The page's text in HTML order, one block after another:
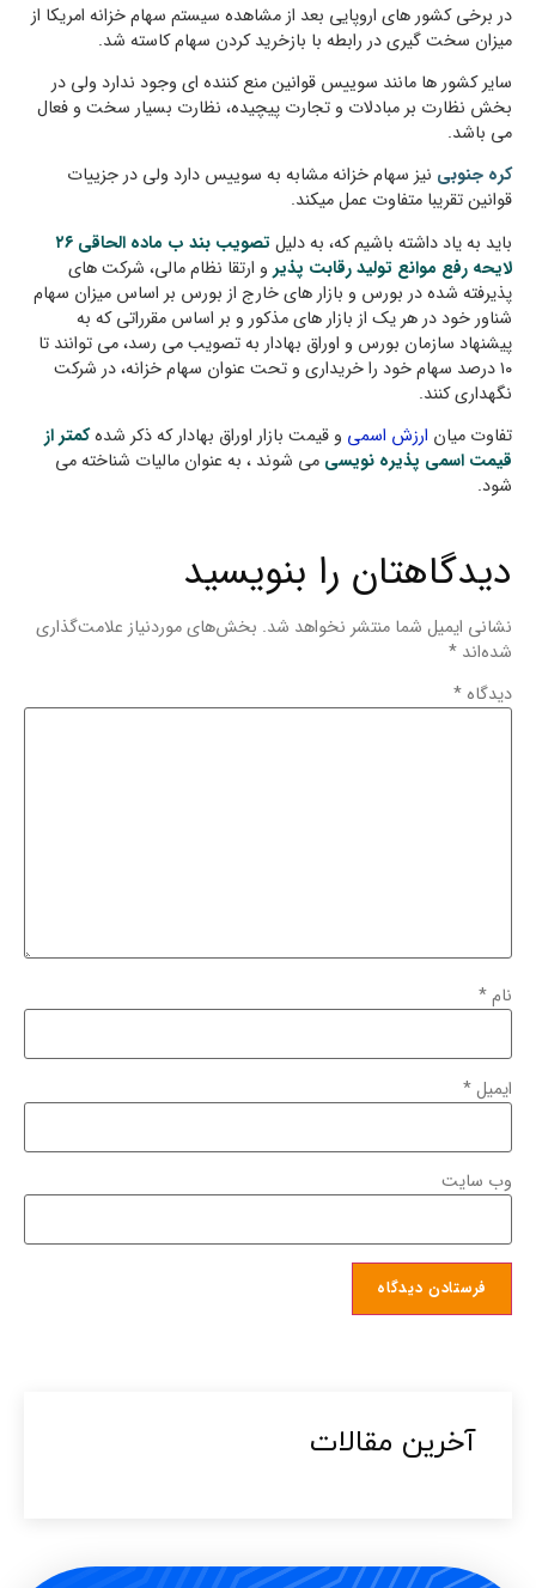
در برخی کشور های اروپایی بعد از مشاهده سیستم سهام خزانه امریکا از
میزان سخت گیری در رابطه با بازخرید کردن سهام کاسته شد.
سایر کشور ها مانند سوییس قوانین منع کننده ای وجود ندارد ولی در
بخش نظارت بر مبادلات و تجارت پیچیده، نظارت بسیار سخت و فعال
می باشد.
کره جنوبی نیز سهام خزانه مشابه به سوییس دارد ولی در جزییات
قوانین تقریبا متفاوت عمل میکند.
باید به یاد داشته باشیم که، به دلیل
تصویب بند ب ماده الحاقی ۲۶
لایحه رفع موانع تولید رقابت پذیر و ارتقا نظام مالی، شرکت های
پذیرفته شده در بورس و بازار های خارج از بورس بر اساس میزان سهام
شناور خود در هر یک از بازار های مذکور و بر اساس مقرراتی که به
پیشنهاد سازمان بورس و اوراق بهادار به تصویب می رسد، می توانند تا
۱۰ درصد سهام خود را خریداری و تحت عنوان سهام خزانه، در شرکت
نگهداری کنند.
تفاوت میان ارزش اسمی و قیمت بازار اوراق بهادار که ذکر شدهکمتر از
قیمت اسمی پذیره نویسی می شوند ، به عنوان مالیات شناخته می
شود.
دیدگاهتان را بنویسید
نشانی ایمیل شما منتشر نخواهد شد. بخش‌های موردنیاز علامت‌گذاری
شده‌اند *
دیدگاه *
نام*
ایمیل*
وب‌ سایت
آخرین مقالات​